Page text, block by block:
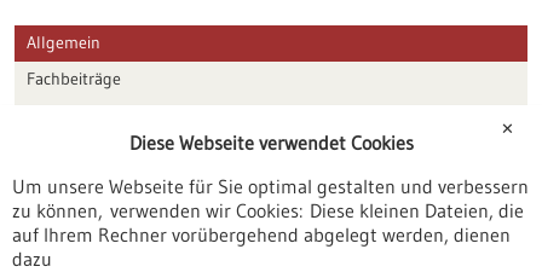
Allgemein
Fachbeiträge
Veranstaltungen
Erscheinungsdatum
✕
Diese Webseite verwendet Cookies
Um unsere Webseite für Sie optimal gestalten und verbessern
zu können, verwenden wir Cookies: Diese kleinen Dateien, die
auf Ihrem Rechner vorübergehend abgelegt werden, dienen
dazu